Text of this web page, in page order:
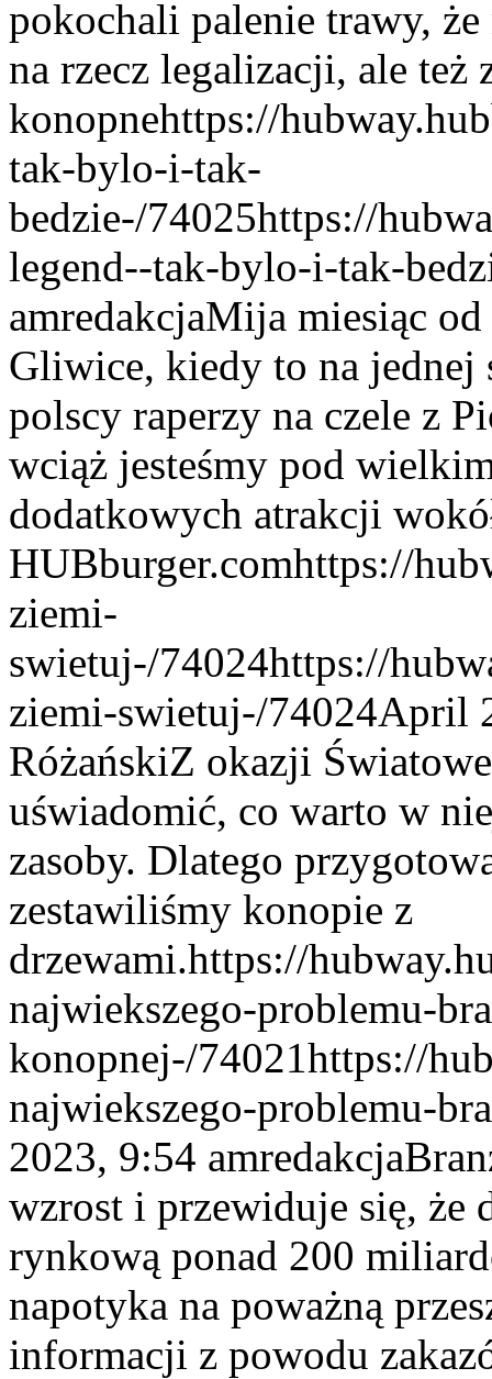
pokochali palenie trawy,
na rzecz legalizacji, ale też
konopnehttps://
tak-bylo-i-tak-
bedzie-/74025https://
legend--tak-bylo-i-tak-
amredakcjaMija miesiąc
Gliwice, kiedy to na jednej
polscy raperzy na czele z
wciąż jesteśmy pod
dodatkowych atrakcji
HUBburger.comhttps://
ziemi-
swietuj-/74024https://
ziemi-swietuj-/74024April
RóżańskiZ okazji
uświadomić, co warto w
zasoby. Dlatego
zestawiliśmy konopie z
drzewami.https://
najwiekszego-problemu-
konopnej-/74021https://
najwiekszego-problemu-
2023, 9:54 amredakcja
wzrost i przewiduje się, że
rynkową ponad 200
napotyka na poważną
informacji z powodu